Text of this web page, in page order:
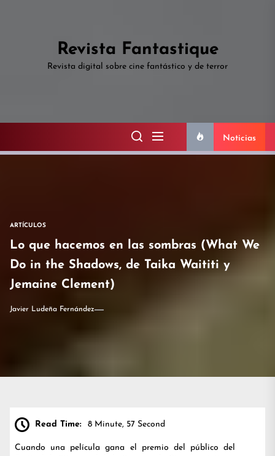
Revista Fantastique
Revista digital sobre cine fantástico y de terror
Noticias
ARTÍCULOS
Lo que hacemos en las sombras (What We
Do in the Shadows, de Taika Waititi y
Jemaine Clement)
Javier Ludeña Fernández
Read Time: 8 Minute, 57 Second
Cuando una película gana el premio del público del